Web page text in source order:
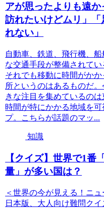
アが思ったよりも遠か
訪れたいけどムリ」「
れない」
自動車、鉄道、飛行機、船
な交通手段が整備されてい
それでも移動に時間がか
所というのはあるものだ。
きな注目を集めているの
時間が特にかかる地域を可
プ。こちらが話題のマッ...
知識
【クイズ】世界で1番
量」が多い国は？
＜世界の今が見える！ニ
日本版、大人向け難問クイ